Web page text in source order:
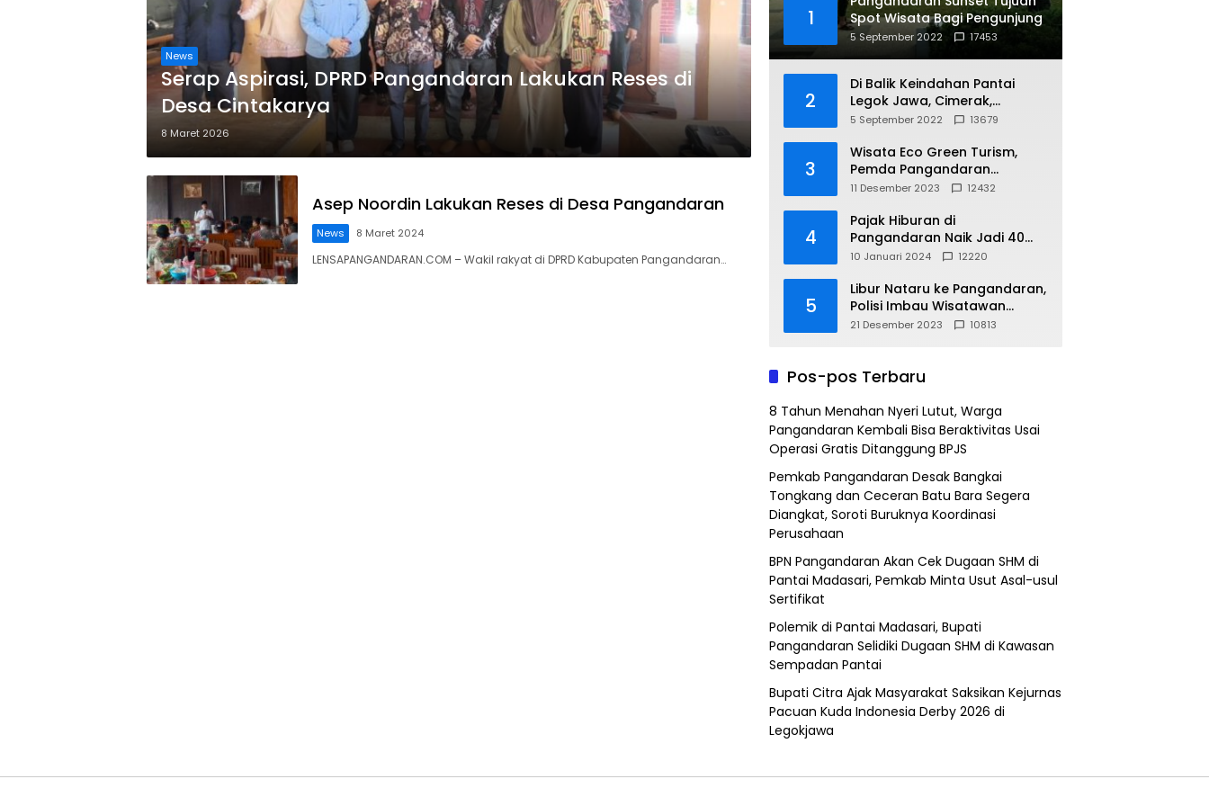
News
Serap Aspirasi, DPRD Pangandaran Lakukan Reses di
Desa Cintakarya
8 Maret 2026
Asep Noordin Lakukan Reses di Desa Pangandaran
News 8 Maret 2024
LENSAPANGANDARAN.COM – Wakil rakyat di DPRD Kabupaten Pangandaran…
1
Spot Wisata Bagi Pengunjung
5 September 2022 17453
2
Di Balik Keindahan Pantai
Legok Jawa, Cimerak,
Pangandaran
5 September 2022 13679
3
Wisata Eco Green Turism,
Pemda Pangandaran
Gandeng PLN
11 Desember 2023 12432
4
Pajak Hiburan di
Pangandaran Naik Jadi 40
Persen
10 Januari 2024 12220
5
Libur Nataru ke Pangandaran,
Polisi Imbau Wisatawan
Gunakan Jalur Arteri
21 Desember 2023 10813
Pos-pos Terbaru
8 Tahun Menahan Nyeri Lutut, Warga
Pangandaran Kembali Bisa Beraktivitas Usai
Operasi Gratis Ditanggung BPJS
Pemkab Pangandaran Desak Bangkai
Tongkang dan Ceceran Batu Bara Segera
Diangkat, Soroti Buruknya Koordinasi
Perusahaan
BPN Pangandaran Akan Cek Dugaan SHM di
Pantai Madasari, Pemkab Minta Usut Asal-usul
Sertifikat
Polemik di Pantai Madasari, Bupati
Pangandaran Selidiki Dugaan SHM di Kawasan
Sempadan Pantai
Bupati Citra Ajak Masyarakat Saksikan Kejurnas
Pacuan Kuda Indonesia Derby 2026 di
Legokjawa